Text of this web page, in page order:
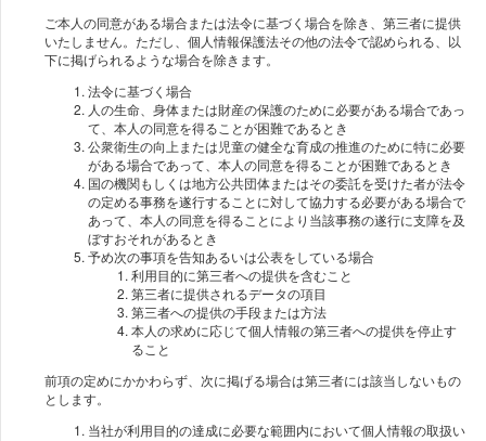
ご本人の同意がある場合または法令に基づく場合を除き、第三者に提供
いたしません。ただし、個人情報保護法その他の法令で認められる、以
下に掲げられるような場合を除きます。
法令に基づく場合
人の生命、身体または財産の保護のために必要がある場合であっ
て、本人の同意を得ることが困難であるとき
公衆衛生の向上または児童の健全な育成の推進のために特に必要
がある場合であって、本人の同意を得ることが困難であるとき
国の機関もしくは地方公共団体またはその委託を受けた者が法令
の定める事務を遂行することに対して協力する必要がある場合で
あって、本人の同意を得ることにより当該事務の遂行に支障を及
ぼすおそれがあるとき
予め次の事項を告知あるいは公表をしている場合
利用目的に第三者への提供を含むこと
第三者に提供されるデータの項目
第三者への提供の手段または方法
本人の求めに応じて個人情報の第三者への提供を停止す
ること
前項の定めにかかわらず、次に掲げる場合は第三者には該当しないもの
とします。
当社が利用目的の達成に必要な範囲内において個人情報の取扱い